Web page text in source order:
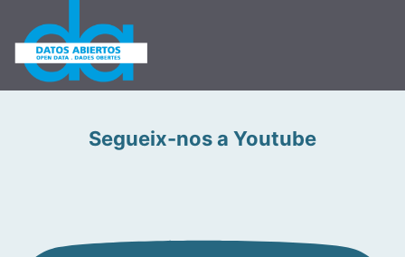
Segueix-nos a Youtube